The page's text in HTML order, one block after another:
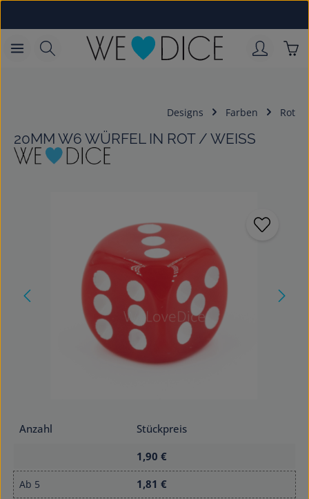
Designs Farben Rot
20MM W6 WÜRFEL IN ROT / WEISS
Anzahl
Stückpreis
1,90 €
Ab 5 1,81 €